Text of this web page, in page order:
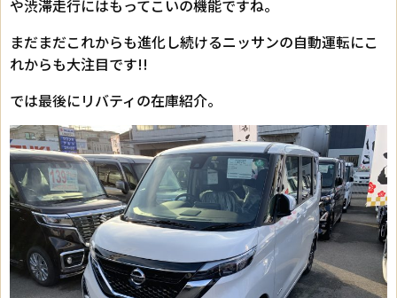
や渋滞走行にはもってこいの機能ですね。
まだまだこれからも進化し続けるニッサンの自動運転にこ
れからも大注目です!!
では最後にリバティの在庫紹介。